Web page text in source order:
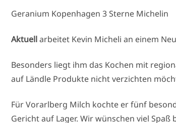
Geranium Kopenhagen 3 Sterne Michelin
Aktuellarbeitet Kevin Micheli an einem
Besonders liegt ihm das Kochen mit
auf Ländle Produkte nicht verzichten
Für Vorarlberg Milch kochte er fünf
Gericht auf Lager. Wir wünschen viel